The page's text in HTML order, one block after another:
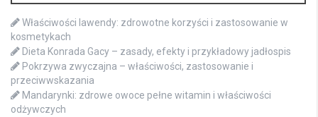
Właściwości lawendy: zdrowotne korzyści i zastosowanie w
kosmetykach
Dieta Konrada Gacy – zasady, efekty i przykładowy jadłospis
Pokrzywa zwyczajna – właściwości, zastosowanie i
przeciwwskazania
Mandarynki: zdrowe owoce pełne witamin i właściwości
odżywczych